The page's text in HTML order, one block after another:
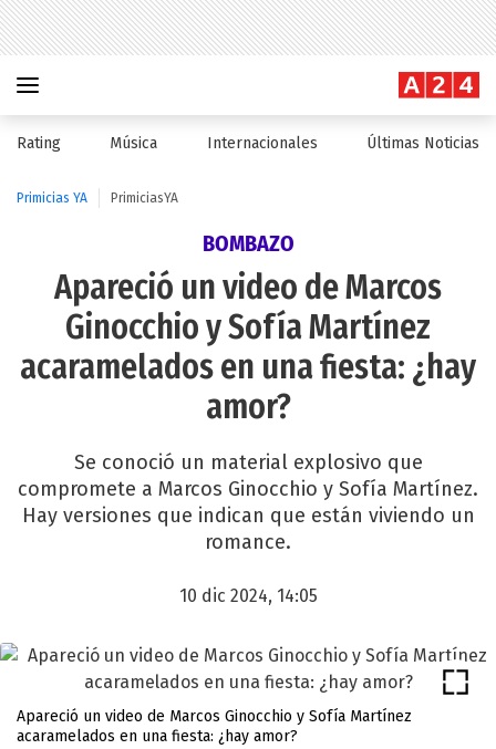
Rating Música Internacionales Últimas Noticias
Primicias YA PrimiciasYA
BOMBAZO
Apareció un video de Marcos
Ginocchio y Sofía Martínez
acaramelados en una fiesta: ¿hay
amor?
Se conoció un material explosivo que
compromete a Marcos Ginocchio y Sofía Martínez.
Hay versiones que indican que están viviendo un
romance.
10 dic 2024, 14:05
Apareció un video de Marcos Ginocchio y Sofía Martínez
acaramelados en una fiesta: ¿hay amor?